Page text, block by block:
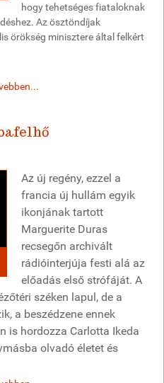
hogy tehetséges fiataloknak
Az ösztöndíjak
örökség minisztere által felkért
Az új regény, ezzel a
francia új hullám egyik
ikonjának tartott
Marguerite Duras
recsegőn archivált
rádióinterjúja festi alá az
előadás első strófáját. A
széken lapul, de a
a beszédzene ennek
is hordozza Carlotta Ikeda
olvadó életet és